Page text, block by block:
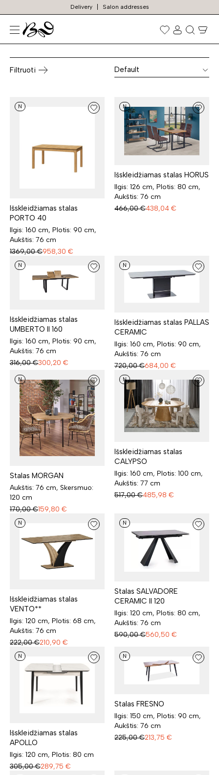
Delivery Salon addresses
Prekių
paieška
Valgomojo stalai
Filtruoti Default
N
Išskleidžiamas stalas
PORTO 40
Ilgis: 160 cm, Plotis: 90 cm,
Aukštis: 76 cm
1369,00 €958,30 €
N
Išskleidžiamas stalas HORUS
Ilgis: 126 cm, Plotis: 80 cm,
Aukštis: 76 cm
466,00 €438,04 €
N
Išskleidžiamas stalas
UMBERTO II 160
Ilgis: 160 cm, Plotis: 90 cm,
Aukštis: 76 cm
316,00 €300,20 €
N
Išskleidžiamas stalas PALLAS
CERAMIC
Ilgis: 160 cm, Plotis: 90 cm,
Aukštis: 76 cm
720,00 €684,00 €
N
Stalas MORGAN
Aukštis: 76 cm, Skersmuo:
120 cm
170,00 €159,80 €
N
Išskleidžiamas stalas
CALYPSO
Ilgis: 160 cm, Plotis: 100 cm,
Aukštis: 77 cm
517,00 €485,98 €
N
Išskleidžiamas stalas
VENTO**
Ilgis: 120 cm, Plotis: 68 cm,
Aukštis: 76 cm
222,00 €210,90 €
N
Stalas SALVADORE
CERAMIC II 120
Ilgis: 120 cm, Plotis: 80 cm,
Aukštis: 76 cm
590,00 €560,50 €
N
Išskleidžiamas stalas
APOLLO
Ilgis: 120 cm, Plotis: 80 cm
305,00 €289,75 €
N
Stalas FRESNO
Ilgis: 150 cm, Plotis: 90 cm,
Aukštis: 76 cm
225,00 €213,75 €